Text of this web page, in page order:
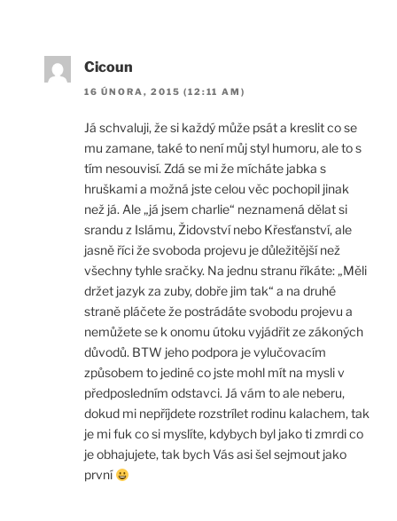
Cicoun
16 ÚNORA, 2015 (12:11 AM)
Já schvaluji, že si každý může psát a kreslit co se
mu zamane, také to není můj styl humoru, ale to s
tím nesouvisí. Zdá se mi že mícháte jabka s
hruškami a možná jste celou věc pochopil jinak
než já. Ale „já jsem charlie“ neznamená dělat si
srandu z Islámu, Židovství nebo Křesťanství, ale
jasně říci že svoboda projevu je důležitější než
všechny tyhle sračky. Na jednu stranu říkáte: „Měli
držet jazyk za zuby, dobře jim tak“ a na druhé
straně pláčete že postrádáte svobodu projevu a
nemůžete se k onomu útoku vyjádřit ze zákoných
důvodů. BTW jeho podpora je vylučovacím
způsobem to jediné co jste mohl mít na mysli v
předposledním odstavci. Já vám to ale neberu,
dokud mi nepříjdete rozstrílet rodinu kalachem, tak
je mi fuk co si myslíte, kdybych byl jako ti zmrdi co
je obhajujete, tak bych Vás asi šel sejmout jako
první